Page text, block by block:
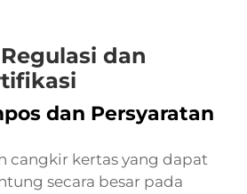
dan
dan Persyaratan
cangkir kertas yang dapat
secara besar pada